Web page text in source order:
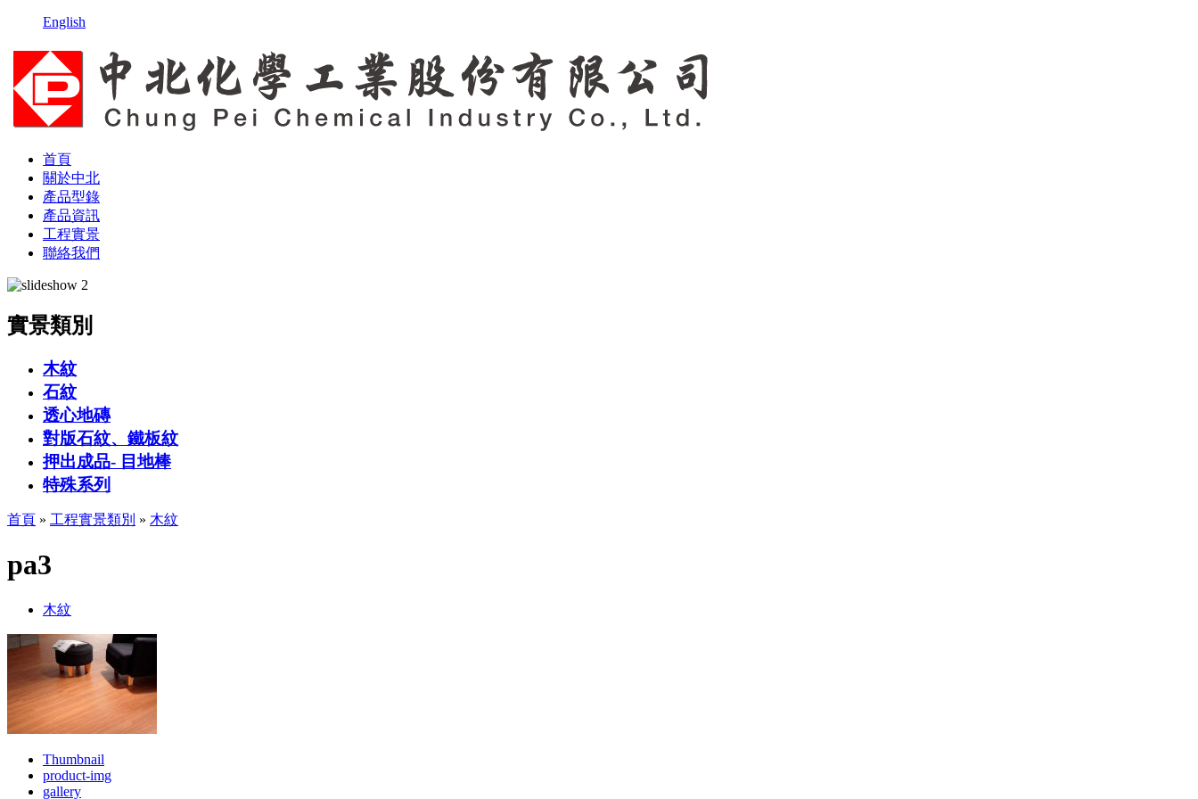
English
首頁
關於中北
產品型錄
產品資訊
工程實景
聯絡我們
實景類別
木紋
石紋
透心地磚
對版石紋、鐵板紋
押出成品- 目地棒
特殊系列
首頁 » 工程實景類別 » 木紋
pa3
木紋
Thumbnail
product-img
gallery